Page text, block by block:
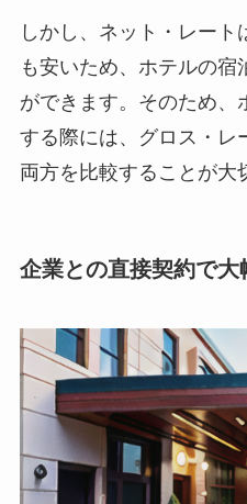
しかし、ネット・レート
も安いため、ホテルの宿
ができます。そのため、
する際には、グロス・レ
両方を比較することが大
企業との直接契約で大